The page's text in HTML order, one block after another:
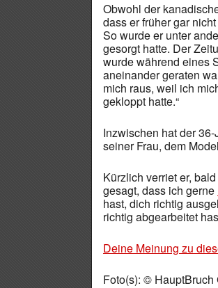
Obwohl der
dass er früher gar
So wurde er unter
gesorgt hatte. Der
wurde während eines
aneinander geraten
mich raus, weil ich
gekloppt hatte.“
Inzwischen hat der
seiner Frau, dem Model
Kürzlich verriet er,
gesagt, dass ich gerne
hast, dich richtig
richtig abgearbeitet
Deine Meinung zu
Foto(s): © HauptBruch